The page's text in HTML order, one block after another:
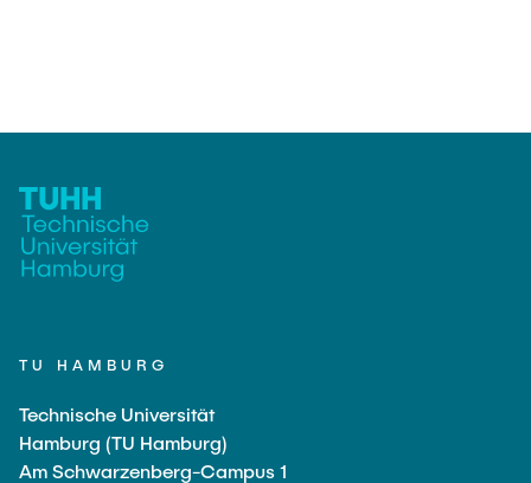
TU HAMBURG
Technische Universität
Hamburg (TU Hamburg)
Am Schwarzenberg-Campus 1